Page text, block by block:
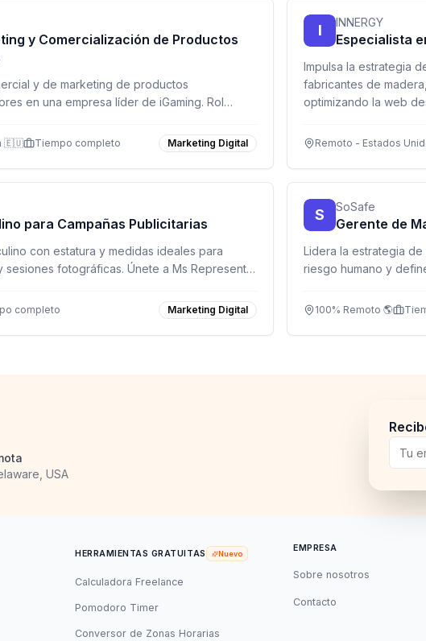
y Comercialización de Productos
y de marketing de productos
en una empresa líder de iGaming. Rol
🇪🇺 Tiempo completo Marketing Digital
I INNERGY
Especialista
Impulsa la estrategia
fabricantes de
optimizando la web
Remoto - Estados
para Campañas Publicitarias
con estatura y medidas ideales para
sesiones fotográficas. Únete a Ms Represents
completo Marketing Digital
S SoSafe
Gerente de
Lidera la estrategia
riesgo humano y
100% Remoto 🌎
USA
HERRAMIENTAS GRATUITAS Nuevo
Calculadora Freelance
Pomodoro Timer
Conversor de Zonas Horarias
EMPRESA
Sobre nosotros
Contacto